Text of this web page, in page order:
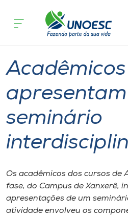
Cursos
Atendimento ao Estudante
Portal de Ensino
A
Unoesc
acontece
Acadêmicos
apresentam
seminário
Os acadêmicos dos cursos de
fase, do Campus de Xanxerê,
apresentações de um
atividade envolveu os